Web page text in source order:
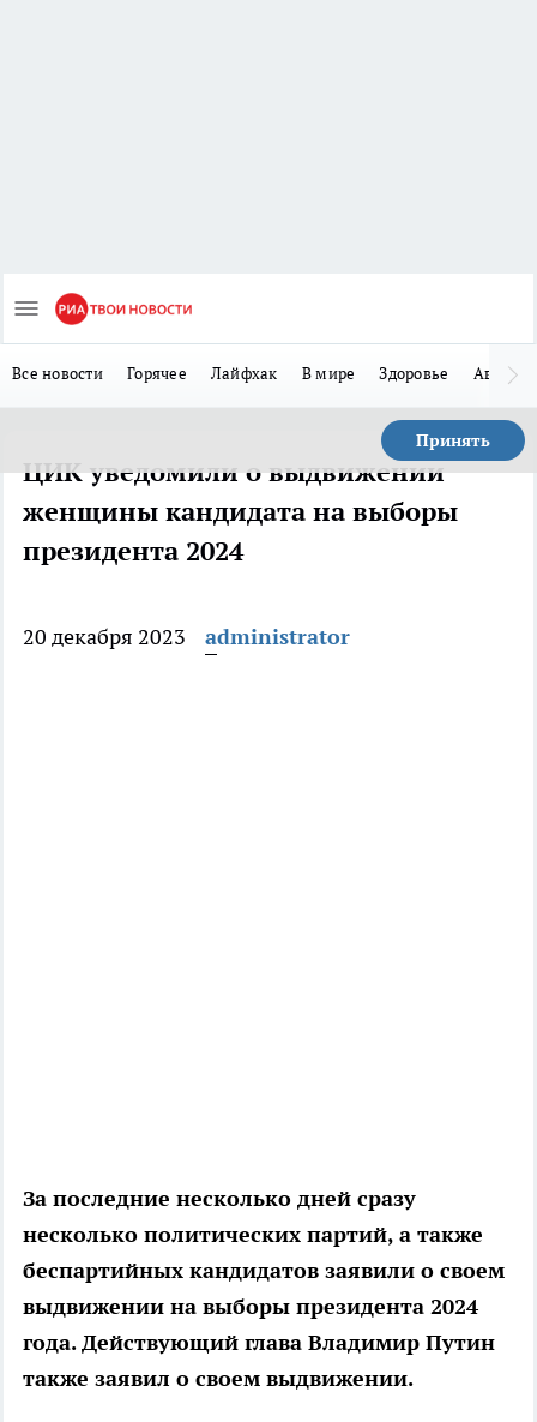
Все новости Горячее Лайфхак В мире Здоровье Авто
Принять
ЦИК уведомили о выдвижении
женщины кандидата на выборы
президента 2024
20 декабря 2023 administrator
За последние несколько дней сразу
несколько политических партий, а также
беспартийных кандидатов заявили о своем
выдвижении на выборы президента 2024
года. Действующий глава Владимир Путин
также заявил о своем выдвижении.